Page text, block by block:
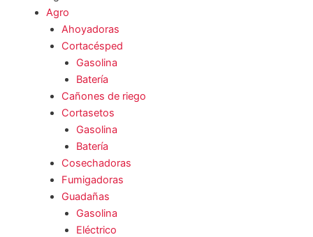
Agro
Ahoyadoras
Cortacésped
Gasolina
Batería
Cañones de riego
Cortasetos
Gasolina
Batería
Cosechadoras
Fumigadoras
Guadañas
Gasolina
Eléctrico